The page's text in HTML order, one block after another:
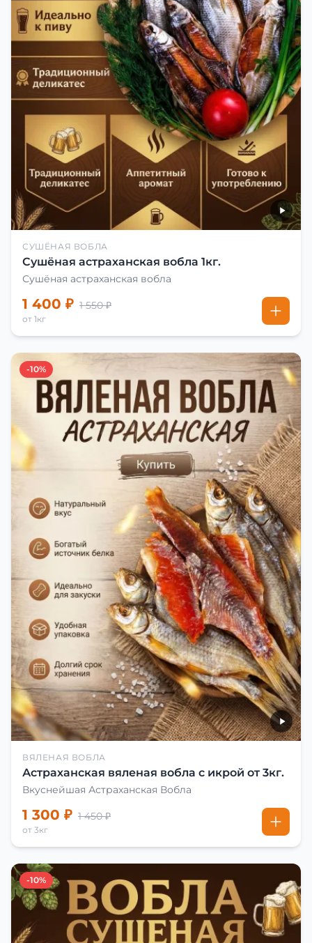
СУШЁНАЯ ВОБЛА
Сушёная астраханская вобла 1кг.
Сушёная астраханская вобла
1 400 ₽ 1 550 ₽
от 1кг
-10%
ВЯЛЕНАЯ ВОБЛА
Астраханская вяленая вобла с икрой от 3кг.
Вкуснейшая Астраханская Вобла
1 300 ₽ 1 450 ₽
от 3кг
-10%